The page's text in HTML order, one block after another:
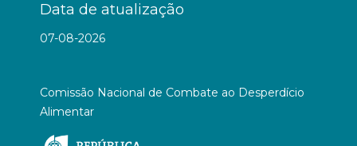
Data de atualização
07-08-2026
Comissão Nacional de Combate ao Desperdício
Alimentar